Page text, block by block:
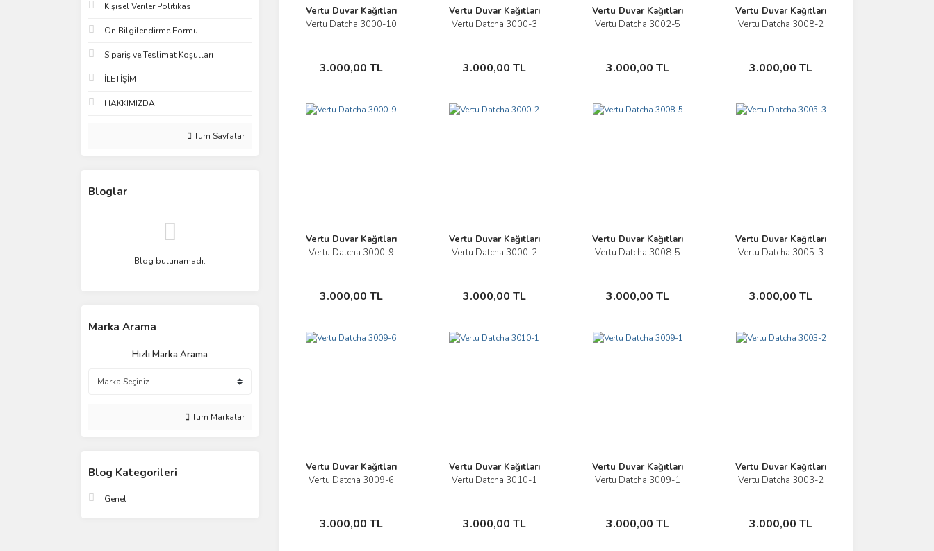
Kişisel Veriler Politikası
Ön Bilgilendirme Formu
Sipariş ve Teslimat Koşulları
İLETİŞİM
HAKKIMIZDA
Tüm Sayfalar
Bloglar
Blog bulunamadı.
Marka Arama
Hızlı Marka Arama
Tüm Markalar
Blog Kategorileri
Genel
Vertu Duvar Kağıtları
Vertu Datcha 3000-10
3.000,00 TL
İncele
Sepete Ekle
Vertu Duvar Kağıtları
Vertu Datcha 3000-3
3.000,00 TL
İncele
Sepete Ekle
Vertu Duvar Kağıtları
Vertu Datcha 3002-5
3.000,00 TL
İncele
Sepete Ekle
Vertu Duvar Kağıtları
Vertu Datcha 3008-2
3.000,00 TL
İncele
Sepete Ekle
Vertu Duvar Kağıtları
Vertu Datcha 3000-9
3.000,00 TL
İncele
Sepete Ekle
Vertu Duvar Kağıtları
Vertu Datcha 3000-2
3.000,00 TL
İncele
Sepete Ekle
Vertu Duvar Kağıtları
Vertu Datcha 3008-5
3.000,00 TL
İncele
Sepete Ekle
Vertu Duvar Kağıtları
Vertu Datcha 3005-3
3.000,00 TL
İncele
Sepete Ekle
Vertu Duvar Kağıtları
Vertu Datcha 3009-6
3.000,00 TL
İncele
Sepete Ekle
Vertu Duvar Kağıtları
Vertu Datcha 3010-1
3.000,00 TL
İncele
Sepete Ekle
Vertu Duvar Kağıtları
Vertu Datcha 3009-1
3.000,00 TL
İncele
Sepete Ekle
Vertu Duvar Kağıtları
Vertu Datcha 3003-2
3.000,00 TL
İncele
Sepete Ekle